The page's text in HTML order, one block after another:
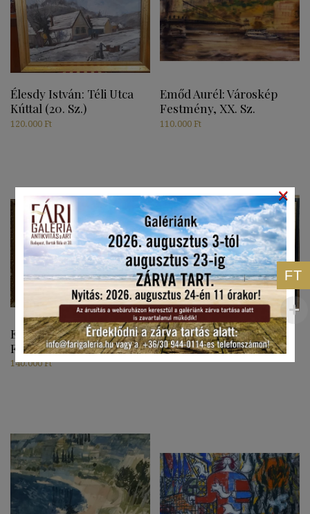
Élesdy István: Téli Utca
Kúttal (20. Sz.)
120.000 Ft
Emőd Aurél: Városkép
Festmény, XX. Sz.
110.000 Ft
Erényi Alajos: Balatoni Táj
Festmény 1987
140.000Ft
Fatalin Ede: Akt I.
168.000Ft
FT
×